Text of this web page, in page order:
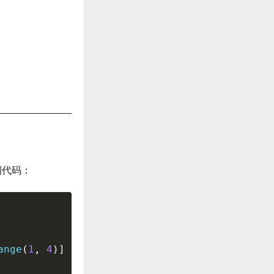
码：
( 1 , 4 ) ]